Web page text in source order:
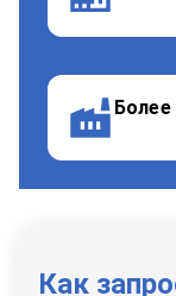
Как